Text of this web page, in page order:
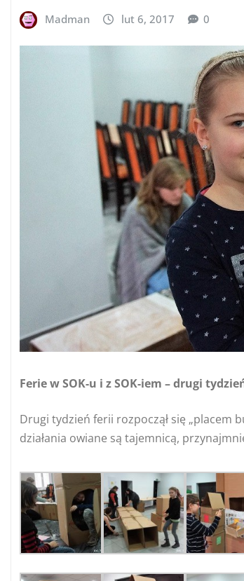
Madman lut 6, 2017 0
Ferie w SOK-u i z SOK-iem – drugi
Drugi tydzień ferii rozpoczął się „placem
działania owiane są tajemnicą,